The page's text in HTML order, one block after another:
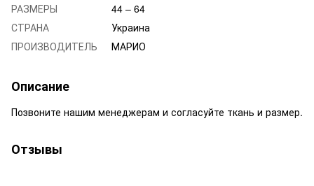
РАЗМЕРЫ
44 – 64
СТРАНА
Украина
ПРОИЗВОДИТЕЛЬ
МАРИО
Описание
Позвоните нашим менеджерам и согласуйте ткань и размер.
Отзывы